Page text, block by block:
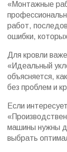
«Монтажные
работ,
ошибки,
Для кровли
«Идеальный
объясняется,
без проблем и
Если
машины нужны
выбрать